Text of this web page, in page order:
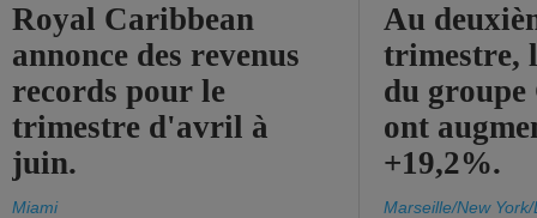
Royal Caribbean
annonce des revenus
records pour le
trimestre d'avril à
juin.
Miami
Au
trimestre,
du
ont
+19,2%.
Marseille/New